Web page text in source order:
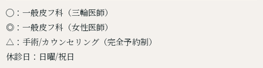
◯：一般皮フ科（三輪医師）
◎：一般皮フ科（女性医師）
△：手術/カウンセリング（完全予約制）
休診日：日曜/祝日